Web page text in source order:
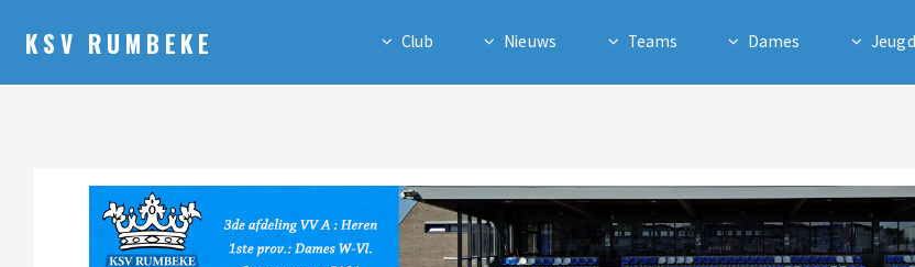
KSV RUMBEKE Club Nieuws Teams Dames Jeugd